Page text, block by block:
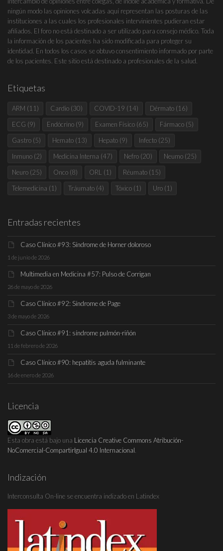
ningún modo las opiniones volcadas aquí representan las posturas de las
instituciones a las cuales los profesionales intervinientes pudieran estar
afiliados. El foro no está destinado a ser utilizado para consejo médico. Toda
la información de los pacientes ha sido modificada para proteger su
identidad. En todos los casos se obtuvo consentimiento informado por parte
de los pacientes. Este sitio está destinado a profesionales de la salud.
Etiquetas
ARM (11) Cardio (30) COVID-19 (14) Dérmato (16)
ECG (9) Endócrino (9) Examen Físico (65) Fármaco (5)
Gastro (5) Hemato (13) Hepato (9) Infecto (25)
Inmuno (2) Medicina Interna (47) Nefro (20) Neumo (25)
Neuro (25) Onco (8) ORL (1) Réumato (15)
Telemedicina (1) Tráumato (4) Tóxico (1) Uro (1)
Entradas recientes
Caso Clínico #93: Síndrome de Horner doloroso
1 de junio de 2026
Multimedia en Medicina #57: Pulso de Corrigan
26 de mayo de 2026
Caso Clínico #92: Síndrome de Page
3 de mayo de 2026
Caso Clínico #91: síndrome pulmón-riñón
11 de febrero de 2026
Caso Clínico #90: hepatitis aguda fulminante
16 de enero de 2026
Licencia
Esta obra está bajo una Licencia Creative Commons Atribución-
NoComercial-CompartirIgual 4.0 Internacional
Indización
Interconsulta On-line se encuentra indizado en Latindex